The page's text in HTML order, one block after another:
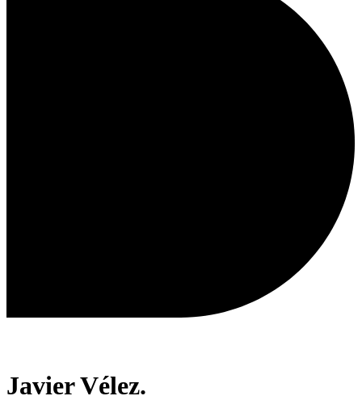
Javier Vélez.